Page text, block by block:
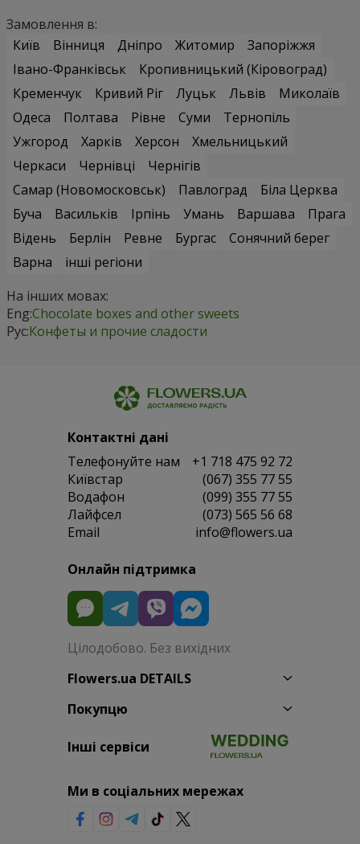
Замовлення в:
Київ
Вінниця Дніпро Житомир
Запоріжжя
Івано-Франківськ
Кропивницький (Кіровоград)
Кременчук
Кривий Ріг Луцьк Львів
Миколаїв
Одеса
Полтава Рівне Суми
Тернопіль
Ужгород
Харків Херсон
Хмельницький
Черкаси
Чернівці
Чернігів
Самар (Новомосковськ)
Павлоград
Біла Церква
Буча
Васильків Ірпінь Умань Варшава
Прага
Відень
Берлін Ревне Бургас
Сонячний берег
Варна
інші регіони
На інших мовах:
Eng:Chocolate boxes and other sweets
Рус:Конфеты и прочие сладости
Контактні дані
Телефонуйте нам
+1 718 475 92 72
Київстар
(067) 355 77 55
Водафон
(099) 355 77 55
Лайфсел
(073) 565 56 68
Email
info@flowers.ua
Онлайн підтримка
Цілодобово. Без вихідних
Flowers.ua DETAILS
Покупцю
Інші сервіси
Ми в соціальних мережах